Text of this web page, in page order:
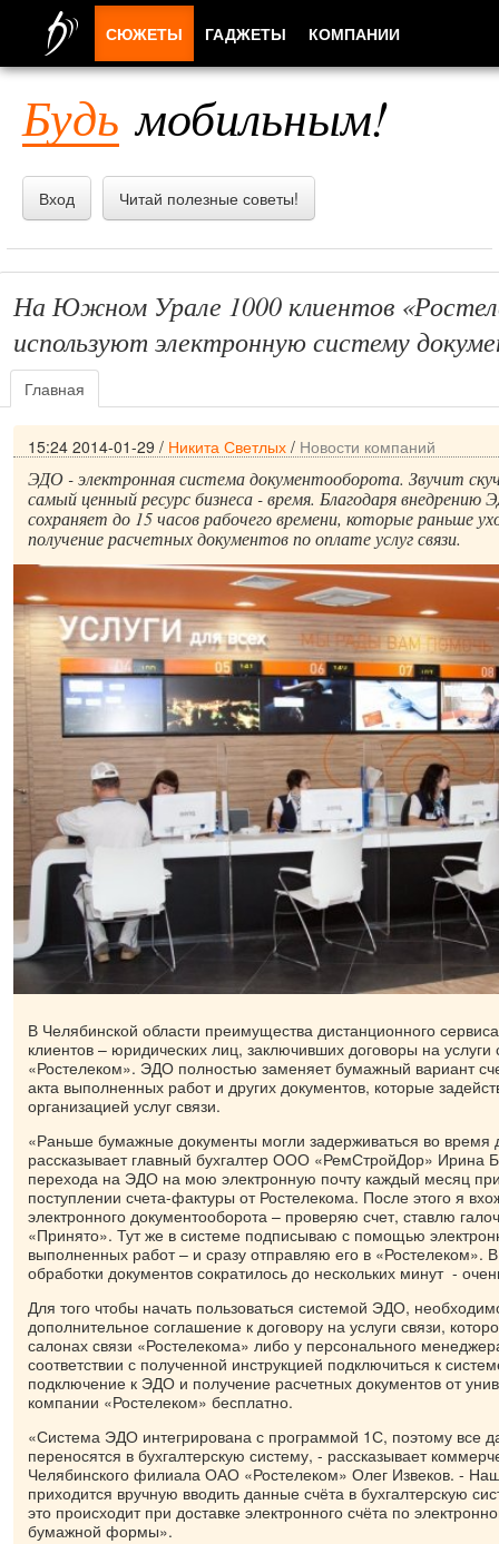
Будь мобильным!
Вход Читай полезные советы!
На Южном Урале 1000 клиентов
используют электронную систему
Главная
15:24 2014-01-29 / Никита Светлых / Новости компаний
ЭДО - электронная система документооборота. Звучит
самый ценный ресурс бизнеса - время. Благодаря внедрению
сохраняет до 15 часов рабочего времени, которые раньше
получение расчетных документов по оплате услуг связи.
В Челябинской области преимущества дистанционного
клиентов – юридических лиц, заключивших договоры на услуги
«Ростелеком». ЭДО полностью заменяет бумажный вариант
акта выполненных работ и других документов, которые
организацией услуг связи.
«Раньше бумажные документы могли задерживаться во время
рассказывает главный бухгалтер ООО «РемСтройДор» Ирина
перехода на ЭДО на мою электронную почту каждый месяц
поступлении счета-фактуры от Ростелекома. После этого я
электронного документооборота – проверяю счет, ставлю
«Принято». Тут же в системе подписываю с помощью
выполненных работ – и сразу отправляю его в «Ростелеком».
обработки документов сократилось до нескольких минут -
Для того чтобы начать пользоваться системой ЭДО,
дополнительное соглашение к договору на услуги связи,
салонах связи «Ростелекома» либо у персонального
соответствии с полученной инструкцией подключиться к
подключение к ЭДО и получение расчетных документов от
компании «Ростелеком» бесплатно.
«Система ЭДО интегрирована с программой 1С, поэтому все
переносятся в бухгалтерскую систему, - рассказывает
Челябинского филиала ОАО «Ростелеком» Олег Извеков. -
приходится вручную вводить данные счёта в бухгалтерскую
это происходит при доставке электронного счёта по
бумажной формы».
СЮЖЕТЫ ГАДЖЕТЫ КОМПАНИИ
ПРИЛОЖЕНИЯ